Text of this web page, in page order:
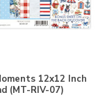
12x12 Inch
(MT-RIV-07)